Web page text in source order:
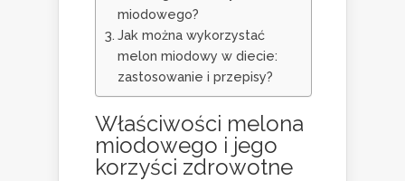
miodowego?
Jak można wykorzystać
melon miodowy w diecie:
zastosowanie i przepisy?
Właściwości melona
miodowego i jego
korzyści zdrowotne